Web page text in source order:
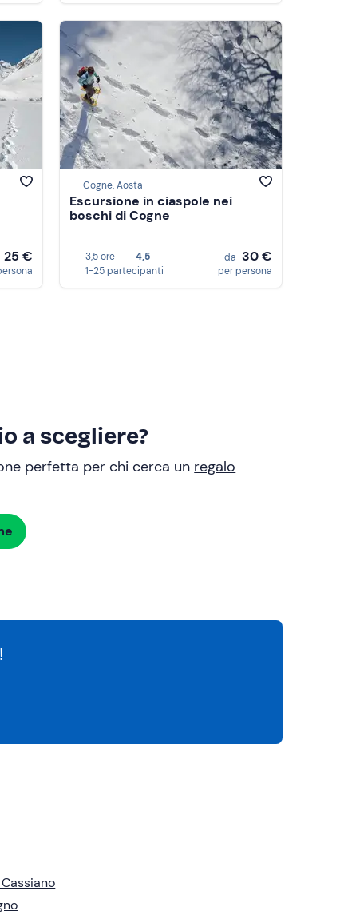
25 €
Cogne, Aosta
Escursione in ciaspole nei
boschi di Cogne
3,5 ore
4,5
1-25 partecipanti
da 30 €
per persona
a scegliere?
perfetta per chi cerca un regalo